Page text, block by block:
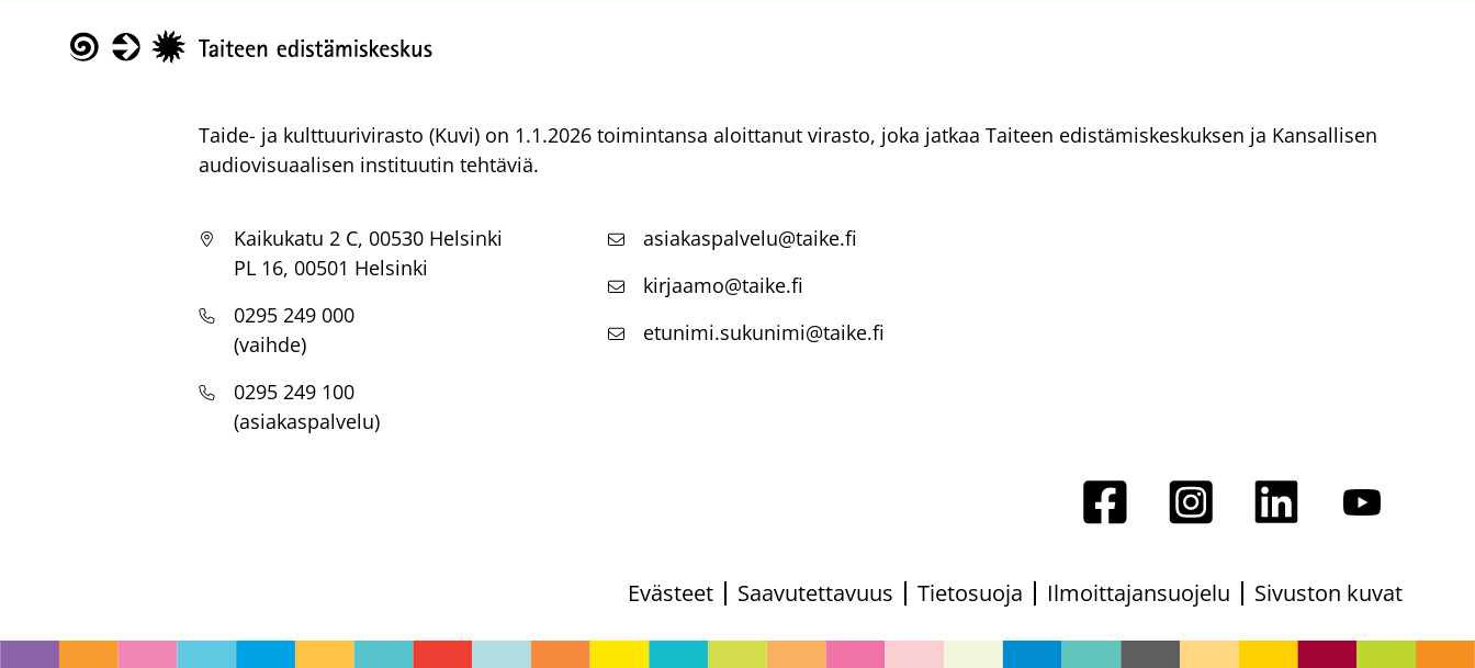
Taide- ja kulttuurivirasto (Kuvi) on 1.1.2026 toimintansa aloittanut virasto, joka jatkaa Taiteen edistämiskeskuksen ja Kansallisen
audiovisuaalisen instituutin tehtäviä.
Kaikukatu 2 C, 00530 Helsinki
PL 16, 00501 Helsinki
0295 249 000
(vaihde)
0295 249 100
(asiakaspalvelu)
asiakaspalvelu@taike.fi
kirjaamo@taike.fi
etunimi.sukunimi@taike.fi
Evästeet Saavutettavuus Tietosuoja Ilmoittajansuojelu Sivuston kuvat